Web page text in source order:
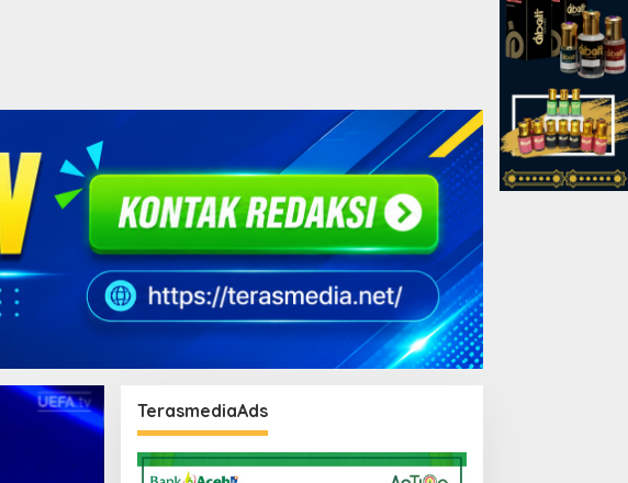
TerasmediaAds